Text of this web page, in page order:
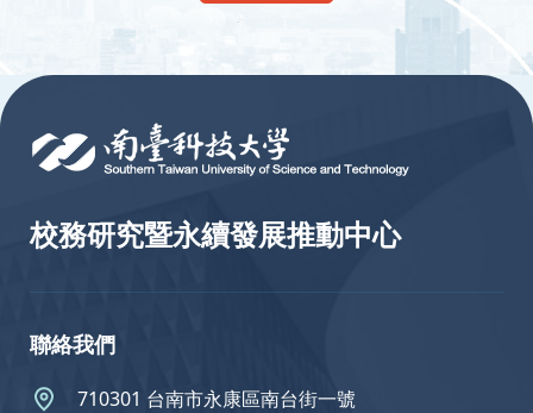
校務研究暨永續發展推動中心
聯絡我們
710301 台南市永康區南台街一號